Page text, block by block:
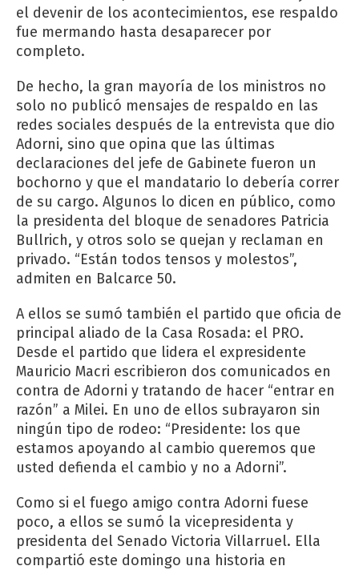
el devenir de los acontecimientos, ese respaldo
fue mermando hasta desaparecer por
completo.
De hecho, la gran mayoría de los ministros no
solo no publicó mensajes de respaldo en las
redes sociales después de la entrevista que dio
Adorni, sino que opina que las últimas
declaraciones del jefe de Gabinete fueron un
bochorno y que el mandatario lo debería correr
de su cargo. Algunos lo dicen en público, como
la presidenta del bloque de senadores Patricia
Bullrich, y otros solo se quejan y reclaman en
privado. “Están todos tensos y molestos”,
admiten en Balcarce 50.
A ellos se sumó también el partido que oficia de
principal aliado de la Casa Rosada: el PRO.
Desde el partido que lidera el expresidente
Mauricio Macri escribieron dos comunicados en
contra de Adorni y tratando de hacer “entrar en
razón” a Milei. En uno de ellos subrayaron sin
ningún tipo de rodeo: “Presidente: los que
estamos apoyando al cambio queremos que
usted defienda el cambio y no a Adorni”.
Como si el fuego amigo contra Adorni fuese
poco, a ellos se sumó la vicepresidenta y
presidenta del Senado Victoria Villarruel. Ella
compartió este domingo una historia en